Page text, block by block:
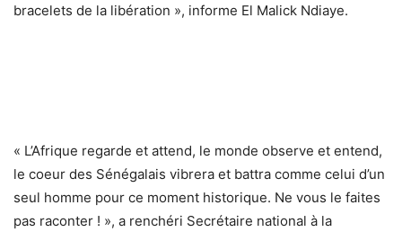
bracelets de la libération », informe El Malick Ndiaye.
« L’Afrique regarde et attend, le monde observe et entend,
le coeur des Sénégalais vibrera et battra comme celui d’un
seul homme pour ce moment historique. Ne vous le faites
pas raconter ! », a renchéri Secrétaire national à la